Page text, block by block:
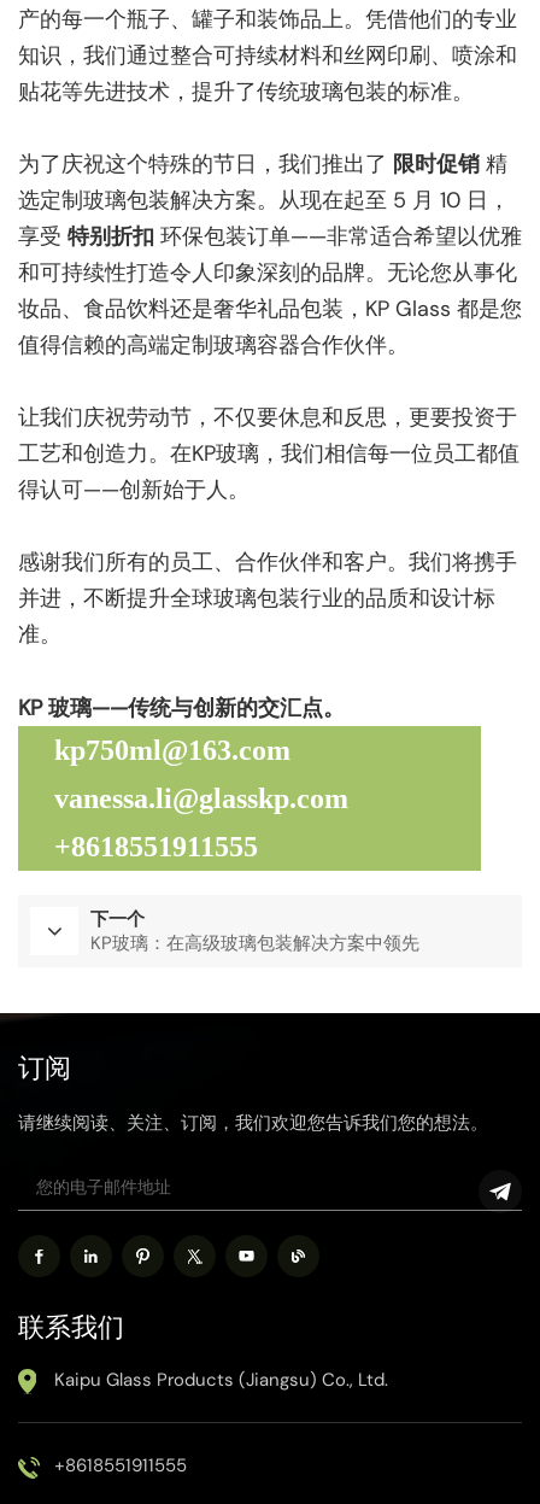
产的每一个瓶子、罐子和装饰品上。凭借他们的专业
知识，我们通过整合可持续材料和丝网印刷、喷涂和
贴花等先进技术，提升了传统玻璃包装的标准。
为了庆祝这个特殊的节日，我们推出了 限时促销 精
选定制玻璃包装解决方案。从现在起至 5 月 10 日，
享受 特别折扣 环保包装订单——非常适合希望以优雅
和可持续性打造令人印象深刻的品牌。无论您从事化
妆品、食品饮料还是奢华礼品包装，KP Glass 都是您
值得信赖的高端定制玻璃容器合作伙伴。
让我们庆祝劳动节，不仅要休息和反思，更要投资于
工艺和创造力。在KP玻璃，我们相信每一位员工都值
得认可——创新始于人。
感谢我们所有的员工、合作伙伴和客户。我们将携手
并进，不断提升全球玻璃包装行业的品质和设计标
准。
KP 玻璃——传统与创新的交汇点。
kp750ml@163.com
vanessa.li@glasskp.com
+8618551911555
下一个
KP玻璃：在高级玻璃包装解决方案中领先
订阅
请继续阅读、关注、订阅，我们欢迎您告诉我们您的想法。
联系我们
Kaipu Glass Products (Jiangsu) Co., Ltd.
+8618551911555